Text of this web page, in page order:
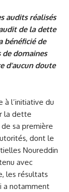
audits réalisés
de la dette
bénéficié de
de domaines
d’aucun doute
à l’initiative du
la dette
sa première
dont le
Noureddin
avec
les résultats
a notamment